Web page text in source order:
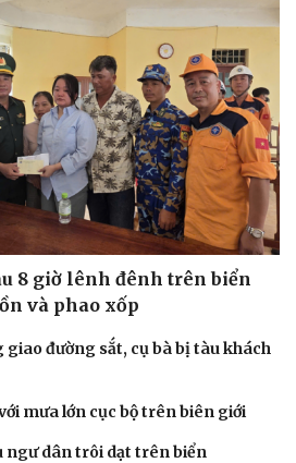
8 giờ lênh đênh trên biển
và phao xốp
đường sắt, cụ bà bị tàu khách
mưa lớn cục bộ trên biên giới
ngư dân trôi dạt trên biển